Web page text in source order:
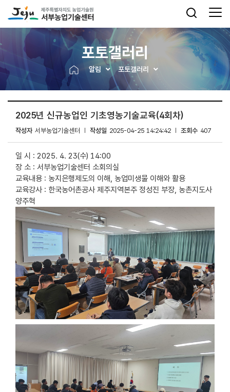
포토갤러리
알림 포토갤러리
2025년 신규농업인 기초영농기술교육(4회차)
작성자 서부농업기술센터 작성일 2025-04-25 14:24:42 조회수 407
일 시 : 2025. 4. 23(수) 14:00
장 소 : 서부농업기술센터 소회의실
교육내용 : 농지은행제도의 이해, 농업미생물 이해와 활용
교육강사 : 한국농어촌공사 제주지역본주 정성진 부장, 농촌지도사
양주혁